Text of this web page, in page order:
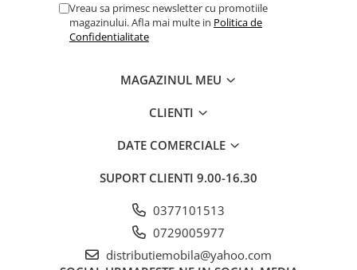
Vreau sa primesc newsletter cu promotiile
magazinului. Afla mai multe in Politica de
Confidentialitate
MAGAZINUL MEU
CLIENTI
DATE COMERCIALE
SUPORT CLIENTI 9.00-16.30
0377101513
0729005977
distributiemobila@yahoo.com